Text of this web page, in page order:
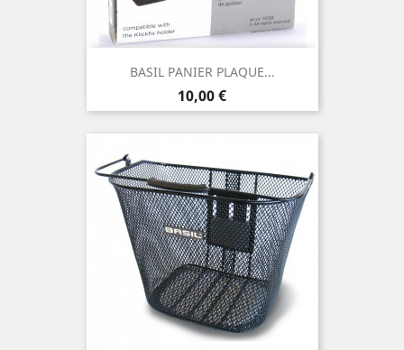
BASIL PANIER PLAQUE...
Prix
10,00 €